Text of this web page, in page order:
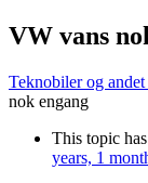
VW vans
Teknobiler og
nok engang
This topic
years, 1